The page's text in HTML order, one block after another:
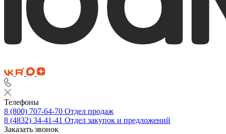
Телефоны
8 (800) 707-64-70 Отдел продаж
8 (4832) 34-41-41 Отдел закупок и предложений
Заказать звонок